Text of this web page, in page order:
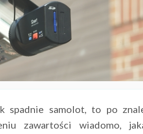
spadnie samolot, to po
zawartości wiadomo,